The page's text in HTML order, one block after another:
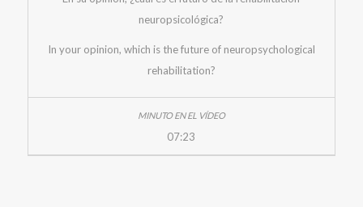
neuropsicológica?
In your opinion, which is the future of neuropsychological
rehabilitation?
07:23